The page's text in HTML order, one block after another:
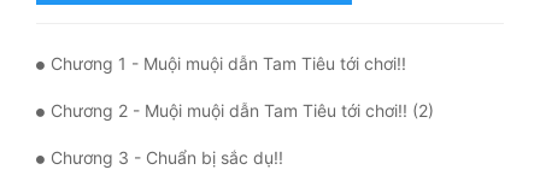
Chương 1 - Muội muội dẫn Tam Tiêu tới chơi!!
Chương 2 - Muội muội dẫn Tam Tiêu tới chơi!! (2)
Chương 3 - Chuẩn bị sắc dụ!!